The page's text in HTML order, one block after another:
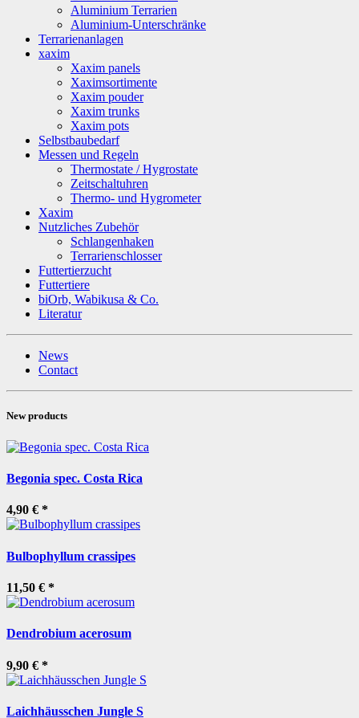
Aluminium Terrarien
Aluminium-Unterschränke
Terrarienanlagen
xaxim
Xaxim panels
Xaximsortimente
Xaxim pouder
Xaxim trunks
Xaxim pots
Selbstbaubedarf
Messen und Regeln
Thermostate / Hygrostate
Zeitschaltuhren
Thermo- und Hygrometer
Xaxim
Nutzliches Zubehör
Schlangenhaken
Terrarienschlosser
Futtertierzucht
Futtertiere
biOrb, Wabikusa & Co.
Literatur
News
Contact
New products
Begonia spec. Costa Rica
4,90 € *
Bulbophyllum crassipes
11,50 € *
Dendrobium acerosum
9,90 € *
Laichhäusschen Jungle S